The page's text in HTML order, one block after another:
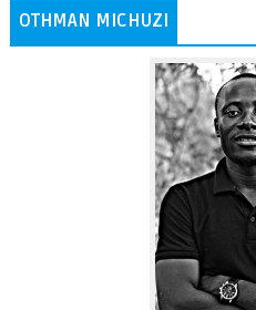
OTHMAN MICHUZI